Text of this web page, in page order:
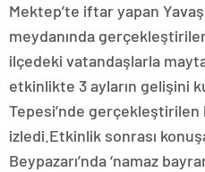
Mektep’te iftar yapan
meydanında
ilçedeki vatandaşlarla
etkinlikte 3 ayların gelişini
Tepesi’nde
izledi.Etkinlik sonrası
Beypazarı’nda ‘namaz